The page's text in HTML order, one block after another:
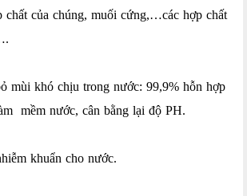
chất của chúng, muối cứng,…các hợp chất
mùi khó chịu trong nước: 99,9% hỗn hợp
mềm nước, cân bằng lại độ PH.
khuẩn cho nước.